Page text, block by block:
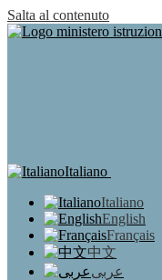
Salta al contenuto
Italiano
Italiano
English
Français
中文
عربى